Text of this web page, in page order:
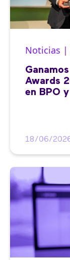
Noticias |
Awards
en BPO
18/06/